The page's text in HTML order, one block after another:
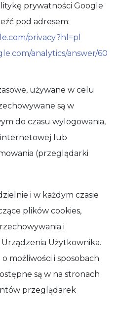
prywatności Google
pod adresem:
privacy?hl=pl
analytics/answer/60
używane w celu
są w
do czasu wylogowania,
lub
(przeglądarki
i w każdym czasie
plików cookies,
i
Użytkownika.
możliwości i sposobach
są w na stronach
przeglądarek